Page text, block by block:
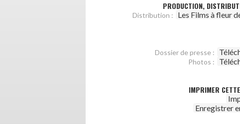
PRODUCTION,
Distribution : Les Films à fleur
Dossier de presse :
Photos :
IMPRIMER
Enregistrer